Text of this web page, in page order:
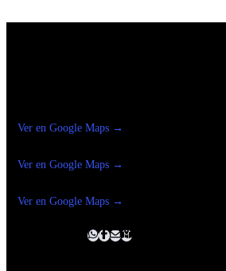
Ver en Google Maps →
Ver en Google Maps →
Ver en Google Maps →